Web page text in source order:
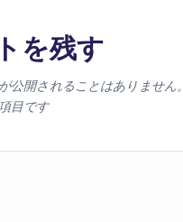
を残す
公開されることはありません。
目です